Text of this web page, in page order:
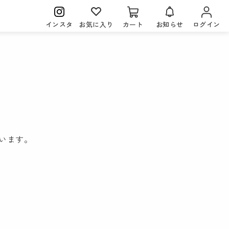
インスタ お気に入り カート お知らせ ログイン
ます。